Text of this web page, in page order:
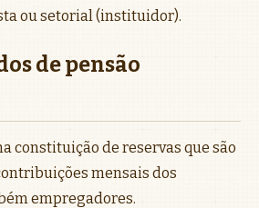
ou setorial (instituidor).
de pensão
constituição de reservas que são
mensais dos
empregadores.